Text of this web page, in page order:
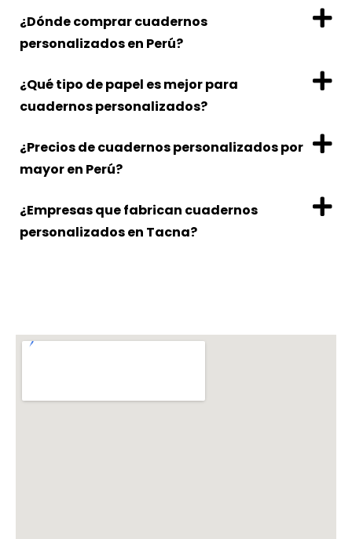
¿Dónde comprar cuadernos
personalizados en Perú?
¿Qué tipo de papel es mejor para
cuadernos personalizados?
¿Precios de cuadernos personalizados por
mayor en Perú?
¿Empresas que fabrican cuadernos
personalizados en Tacna?